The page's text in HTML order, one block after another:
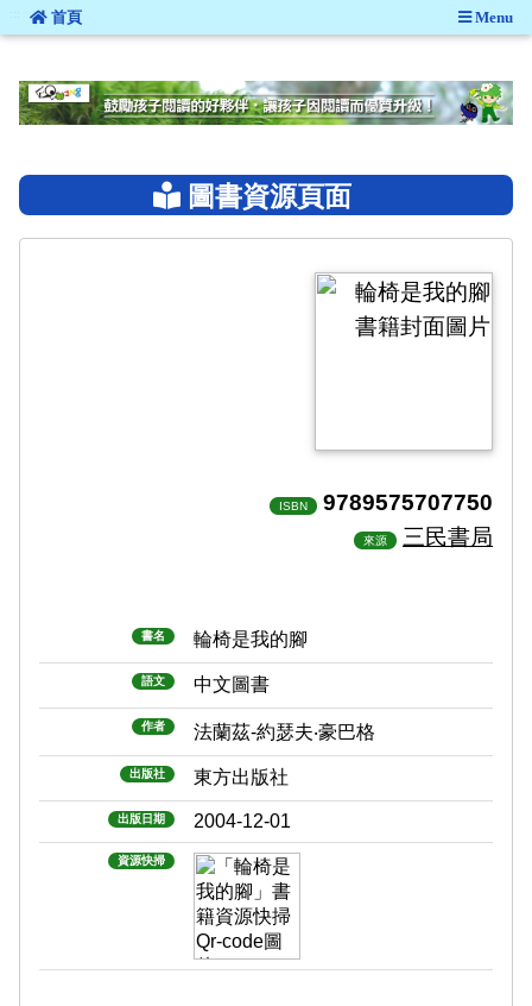
::: 首頁 Menu
圖書資源頁面
ISBN 9789575707750
來源 三民書局
書名 輪椅是我的腳
語文 中文圖書
作者 法蘭茲-約瑟夫‧豪巴格
出版社 東方出版社
出版日期 2004-12-01
資源快掃